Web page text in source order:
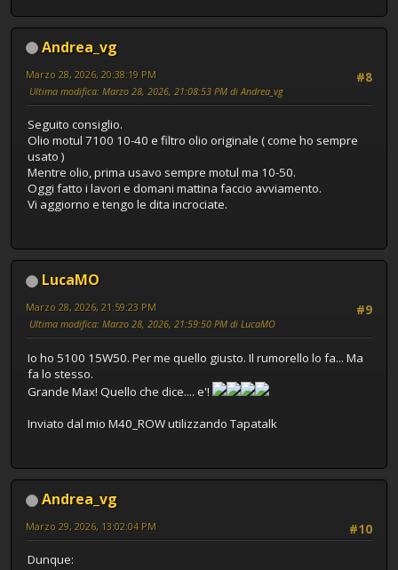
Andrea_vg
#8
Marzo 28, 2026, 20:38:19 PM
Ultima modifica: Marzo 28, 2026, 21:08:53 PM di Andrea_vg
Seguito consiglio.
Olio motul 7100 10-40 e filtro olio originale ( come ho sempre
usato )
Mentre olio, prima usavo sempre motul ma 10-50.
Oggi fatto i lavori e domani mattina faccio avviamento.
Vi aggiorno e tengo le dita incrociate.
LucaMO
#9
Marzo 28, 2026, 21:59:23 PM
Ultima modifica: Marzo 28, 2026, 21:59:50 PM di LucaMO
Io ho 5100 15W50. Per me quello giusto. Il rumorello lo fa... Ma
fa lo stesso.
Grande Max! Quello che dice.... e'!
Inviato dal mio M40_ROW utilizzando Tapatalk
Andrea_vg
#10
Marzo 29, 2026, 13:02:04 PM
Dunque: